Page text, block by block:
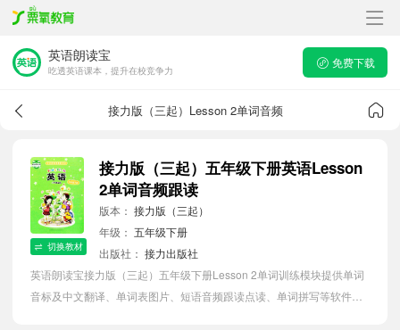
英语朗读宝
吃透英语课本，提升在校竞争力
免费下载
接力版（三起）Lesson 2单词音频
切换教材
接力版（三起）五年级下册英语Lesson
2单词音频跟读
版本： 接力版（三起）
年级： 五年级下册
出版社： 接力出版社
英语朗读宝接力版（三起）五年级下册Lesson 2单词训练模块提供单词
音标及中文翻译、单词表图片、短语音频跟读点读、单词拼写等软件